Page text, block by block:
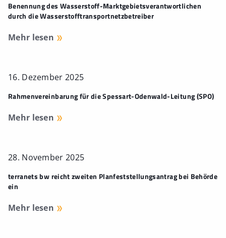
Benennung des Wasserstoff-Marktgebietsverantwortlichen
durch die Wasserstofftransportnetzbetreiber
Mehr lesen
16. Dezember 2025
Rahmenvereinbarung für die Spessart-Odenwald-Leitung (SPO)
Mehr lesen
28. November 2025
terranets bw reicht zweiten Planfeststellungsantrag bei Behörde
ein
Mehr lesen